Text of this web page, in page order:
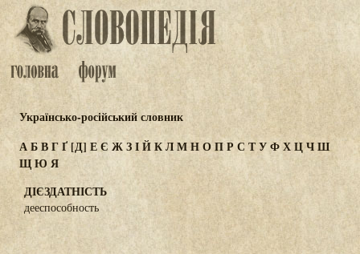
Українсько-російський словник
АБВГҐ[Д] ЕЄ ЖЗІЙКЛМНОПР С ТУФХЦЧШ
ЩЮ Я
ДІЄЗДАТНІСТЬ
дееспособность